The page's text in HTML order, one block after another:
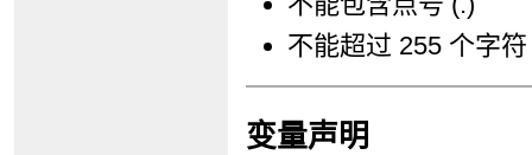
不能超过 255 个字符
变量声明